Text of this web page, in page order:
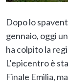
Dopo lo
gennaio, oggi
ha colpito la
L’epicentro è
Finale Emilia,